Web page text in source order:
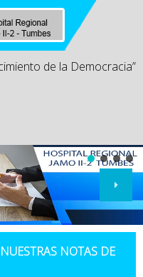
de la Democracia”
NOTAS DE